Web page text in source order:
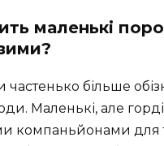
маленькі
частенько більше
Маленькі, але
компаньйонами для